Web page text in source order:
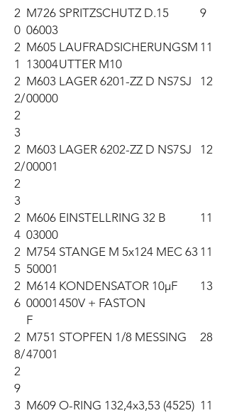
2
0
M726
06003
SPRITZSCHUTZ D.15 9
2
1
M605
13004
LAUFRADSICHERUNGSM
UTTER M10
11
2
2/
2
3
M603
00000
LAGER 6201-ZZ D NS7SJ 12
2
2/
2
3
M603
00001
LAGER 6202-ZZ D NS7SJ 12
2
4
M606
03000
EINSTELLRING 32 B 11
2
5
M754
50001
STANGE M 5x124 MEC 63 11
2
6
M614
00001
F
KONDENSATOR 10µF
450V + FASTON
13
2
8/
2
9
M751
47001
STOPFEN 1/8 MESSING 28
3 M609 O-RING 132,4x3,53 (4525) 11